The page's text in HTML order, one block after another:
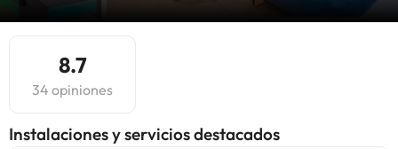
8.7
34 opiniones
Instalaciones y servicios destacados